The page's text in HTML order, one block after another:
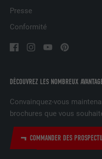
DÉCOUVREZ LES NOMBREUX
Convainquez-vous
brochures que vous
COMMANDER DES
Presse
Conformité
NOM
FOURNISSEUR
UTILITÉ
la